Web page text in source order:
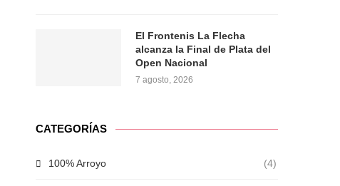
El Frontenis La Flecha
alcanza la Final de Plata del
Open Nacional
7 agosto, 2026
CATEGORÍAS
100% Arroyo (4)